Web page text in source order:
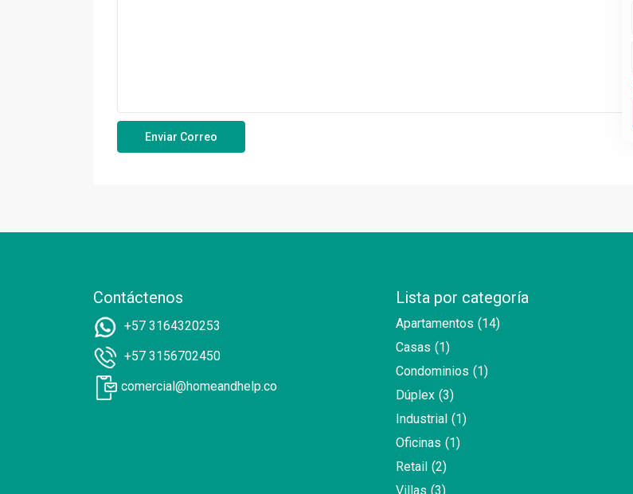
Contáctenos
+57 3164320253
+57 3156702450
comercial@homeandhelp.co
Lista por categoría
Apartamentos (14)
Casas (1)
Condominios (1)
Dúplex (3)
Industrial (1)
Oficinas (1)
Retail (2)
Villas (3)